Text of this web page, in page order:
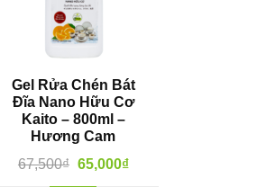
Gel Rửa Chén Bát
Đĩa Nano Hữu Cơ
Kaito – 800ml –
Hương Cam
67,500₫ 65,000₫